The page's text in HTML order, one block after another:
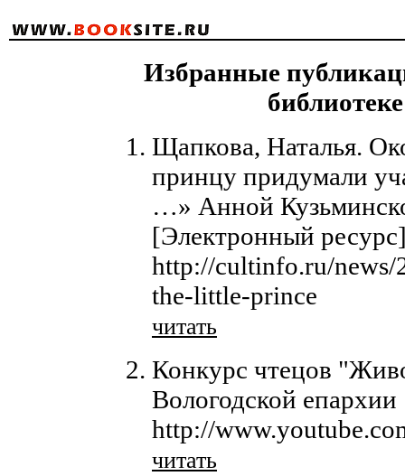
Избранные
Щапкова, Наталья.
принцу придумали
…» Анной
[Электронный
http://cultinfo.ru/news/
the-little-prince
читать
Конкурс чтецов
Вологодской
http://
читать